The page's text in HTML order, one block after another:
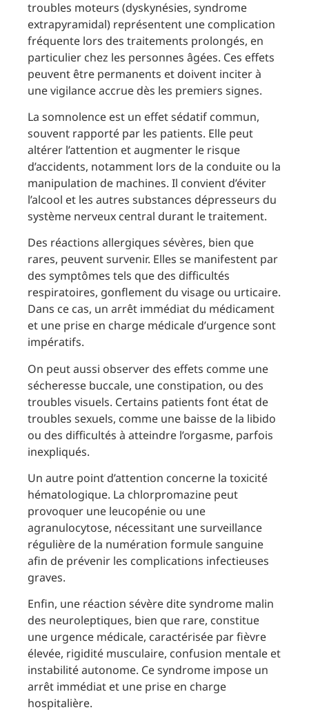
troubles moteurs (dyskynésies, syndrome
extrapyramidal) représentent une complication
fréquente lors des traitements prolongés, en
particulier chez les personnes âgées. Ces effets
peuvent être permanents et doivent inciter à
une vigilance accrue dès les premiers signes.
La somnolence est un effet sédatif commun,
souvent rapporté par les patients. Elle peut
altérer l’attention et augmenter le risque
d’accidents, notamment lors de la conduite ou la
manipulation de machines. Il convient d’éviter
l’alcool et les autres substances dépresseurs du
système nerveux central durant le traitement.
Des réactions allergiques sévères, bien que
rares, peuvent survenir. Elles se manifestent par
des symptômes tels que des difficultés
respiratoires, gonflement du visage ou urticaire.
Dans ce cas, un arrêt immédiat du médicament
et une prise en charge médicale d’urgence sont
impératifs.
On peut aussi observer des effets comme une
sécheresse buccale, une constipation, ou des
troubles visuels. Certains patients font état de
troubles sexuels, comme une baisse de la libido
ou des difficultés à atteindre l’orgasme, parfois
inexpliqués.
Un autre point d’attention concerne la toxicité
hématologique. La chlorpromazine peut
provoquer une leucopénie ou une
agranulocytose, nécessitant une surveillance
régulière de la numération formule sanguine
afin de prévenir les complications infectieuses
graves.
Enfin, une réaction sévère dite syndrome malin
des neuroleptiques, bien que rare, constitue
une urgence médicale, caractérisée par fièvre
élevée, rigidité musculaire, confusion mentale et
instabilité autonome. Ce syndrome impose un
arrêt immédiat et une prise en charge
hospitalière.